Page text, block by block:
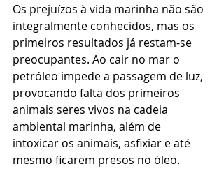
Os prejuízos à vida marinha não são
integralmente conhecidos, mas os
primeiros resultados já restam-se
preocupantes. Ao cair no mar o
petróleo impede a passagem de luz,
provocando falta dos primeiros
animais seres vivos na cadeia
ambiental marinha, além de
intoxicar os animais, asfixiar e até
mesmo ficarem presos no óleo.